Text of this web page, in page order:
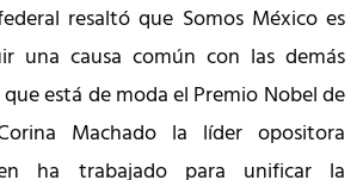
resaltó que Somos México es
una causa común con las demás
está de moda el Premio Nobel de
Machado la líder opositora
ha trabajado para unificar la